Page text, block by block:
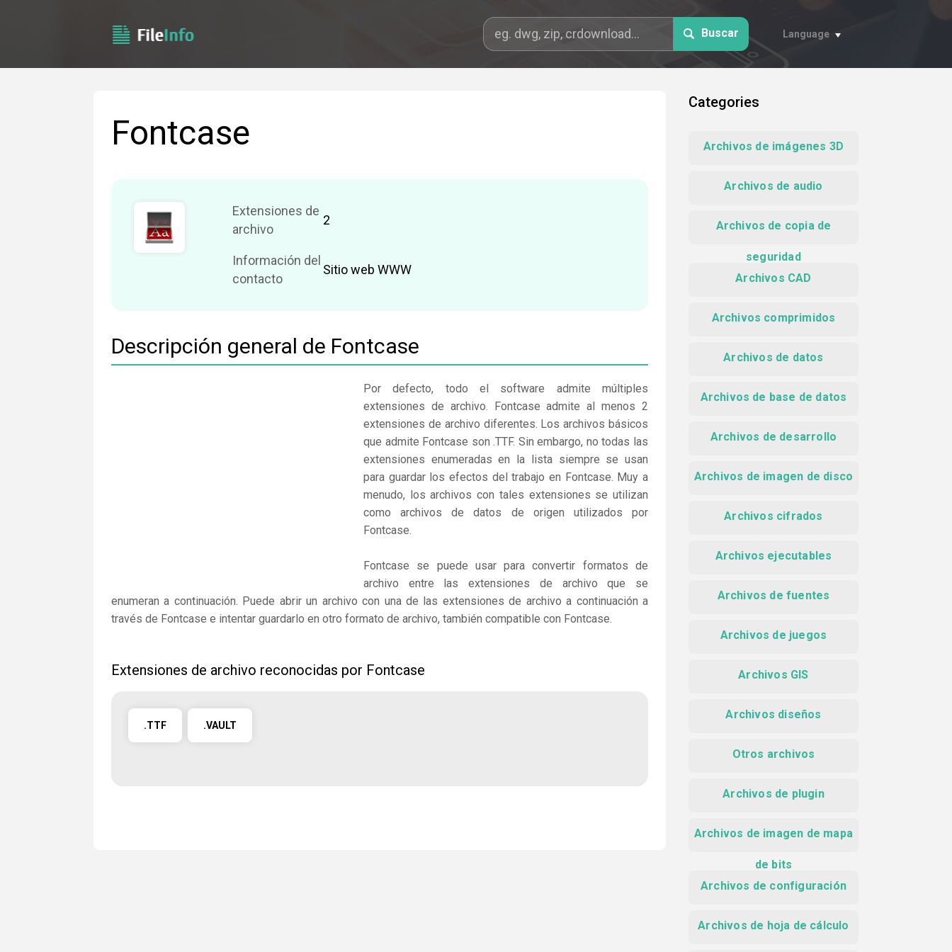
Buscar Language
Fontcase
Extensiones de
archivo
2
Información del
contacto
Sitio web WWW
Descripción general de Fontcase
Por defecto, todo el software admite múltiples
extensiones de archivo. Fontcase admite al menos 2
extensiones de archivo diferentes. Los archivos básicos
que admite Fontcase son .TTF. Sin embargo, no todas las
extensiones enumeradas en la lista siempre se usan
para guardar los efectos del trabajo en Fontcase. Muy a
menudo, los archivos con tales extensiones se utilizan
como archivos de datos de origen utilizados por
Fontcase.
Fontcase se puede usar para convertir formatos de
archivo entre las extensiones de archivo que se
enumeran a continuación. Puede abrir un archivo con una de las extensiones de archivo a continuación a
través de Fontcase e intentar guardarlo en otro formato de archivo, también compatible con Fontcase.
Extensiones de archivo reconocidas por Fontcase
.TTF .VAULT
Categories
Archivos de imágenes 3D
Archivos de audio
Archivos de copia de
seguridad
Archivos CAD
Archivos comprimidos
Archivos de datos
Archivos de base de datos
Archivos de desarrollo
Archivos de imagen de disco
Archivos cifrados
Archivos ejecutables
Archivos de fuentes
Archivos de juegos
Archivos GIS
Archivos diseños
Otros archivos
Archivos de plugin
Archivos de imagen de mapa
de bits
Archivos de configuración
Archivos de hoja de cálculo